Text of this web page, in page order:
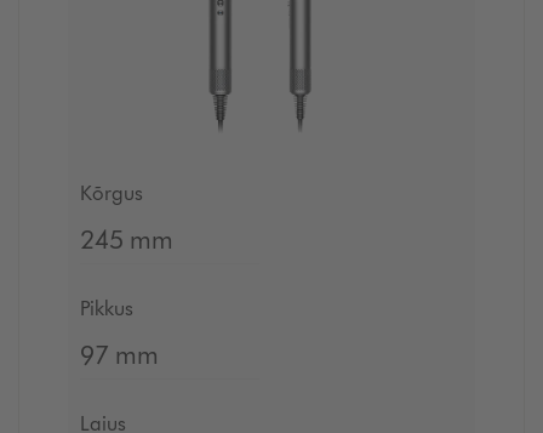
Kõrgus
245 mm
Pikkus
97 mm
Laius